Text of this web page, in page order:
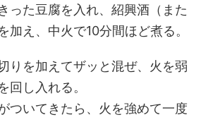
った豆腐を入れ、紹興酒（また
加え、中火で10分間ほど煮る。
りを加えてザッと混ぜ、火を弱
回し入れる。
ついてきたら、火を強めて一度